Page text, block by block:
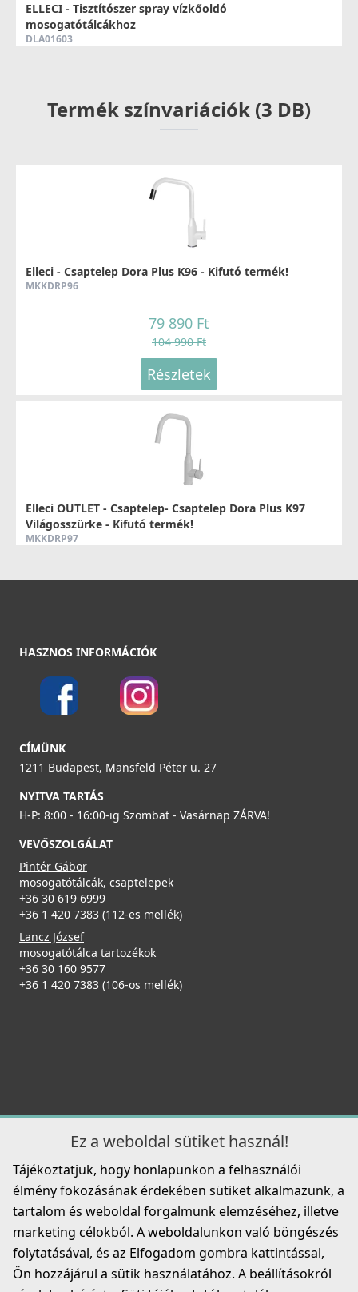
ELLECI - Tisztítószer spray vízkőoldó
mosogatótálcákhoz
DLA01603
Részletek
ELLECI - Mosogatótálca Best 105 Workstation K93 Dove
LKB10593
139 990 Ft
Részletek
készlet erejéig rendelhető!
LKU12593
Termék színvariációk (3 DB)
Elleci - Csaptelep Dora Plus K96 - Kifutó termék!
MKKDRP96
79 890 Ft
104 990 Ft
Részletek
Elleci OUTLET - Csaptelep- Csaptelep Dora Plus K97
Világosszürke - Kifutó termék!
MKKDRP97
69 890 Ft
Elleci - Csaptelep Dora Plus K99 Betonszürke - Kifutó
MKKDRP99
Részletek
HASZNOS INFORMÁCIÓK
CÍMÜNK
1211 Budapest, Mansfeld Péter u. 27
NYITVA TARTÁS
H-P: 8:00 - 16:00-ig Szombat - Vasárnap ZÁRVA!
VEVŐSZOLGÁLAT
Pintér Gábor
mosogatótálcák, csaptelepek
+36 30 619 6999
+36 1 420 7383 (112-es mellék)
Lancz József
mosogatótálca tartozékok
+36 30 160 9577
+36 1 420 7383 (106-os mellék)
Ez a weboldal sütiket használ!
Tájékoztatjuk, hogy honlapunkon a felhasználói
élmény fokozásának érdekében sütiket alkalmazunk, a
tartalom és weboldal forgalmunk elemzéséhez, illetve
marketing célokból. A weboldalunkon való böngészés
folytatásával, és az Elfogadom gombra kattintással,
Ön hozzájárul a sütik használatához. A beállításokról